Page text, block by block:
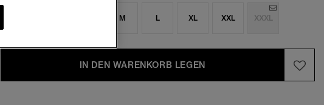
M L XL XXL XXXL
IN DEN WARENKORB LEGEN